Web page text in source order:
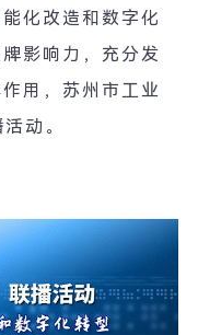
化改造和数字化
影响力，充分发
用，苏州市工业
动。